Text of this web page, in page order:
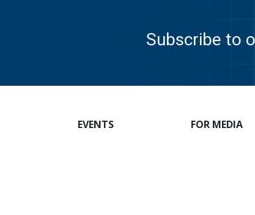
Subscribe to
EVENTS FOR MEDIA